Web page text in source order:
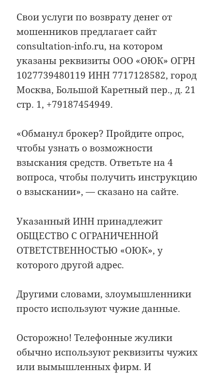
Свои услуги по возврату денег от
мошенников предлагает сайт
consultation-info.ru, на котором
указаны реквизиты ООО «ОЮК» ОГРН
1027739480119 ИНН 7717128582, город
Москва, Большой Каретный пер., д. 21
стр. 1, +79187454949.
«Обманул брокер? Пройдите опрос,
чтобы узнать о возможности
взыскания средств. Ответьте на 4
вопроса, чтобы получить инструкцию
о взыскании», — сказано на сайте.
Указанный ИНН принадлежит
ОБЩЕСТВО С ОГРАНИЧЕННОЙ
ОТВЕТСТВЕННОСТЬЮ «ОЮК», у
которого другой адрес.
Другими словами, злоумышленники
просто используют чужие данные.
Осторожно! Телефонные жулики
обычно используют реквизиты чужих
или вымышленных фирм. И